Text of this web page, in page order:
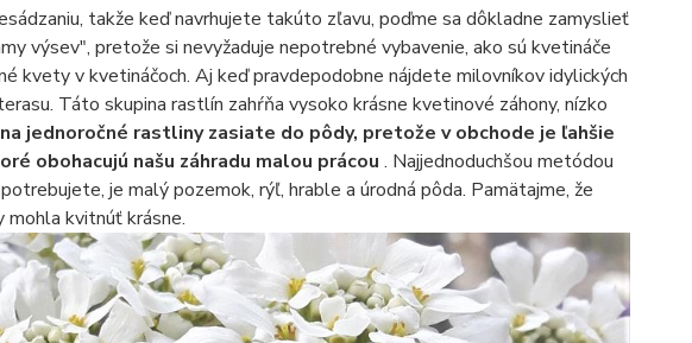
takže keď navrhujete takúto zľavu, poďme sa dôkladne zamyslieť
výsev", pretože si nevyžaduje nepotrebné vybavenie, ako sú kvetináče
kvety v kvetináčoch. Aj keď pravdepodobne nájdete milovníkov idylických
Táto skupina rastlín zahŕňa vysoko krásne kvetinové záhony, nízko
jednoročné rastliny zasiate do pôdy, pretože v obchode je ľahšie
obohacujú našu záhradu malou prácou . Najjednoduchšou metódou
je malý pozemok, rýľ, hrable a úrodná pôda. Pamätajme, že
mohla kvitnúť krásne.